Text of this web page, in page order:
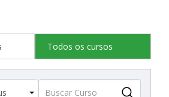
Todos os cursos